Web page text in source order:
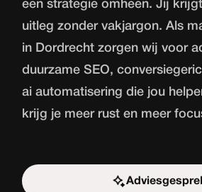
een strategie omheen. Jij
uitleg zonder vakjargon. Als
in Dordrecht zorgen wij voor
duurzame SEO,
ai automatisering die jou
krijg je meer rust en meer